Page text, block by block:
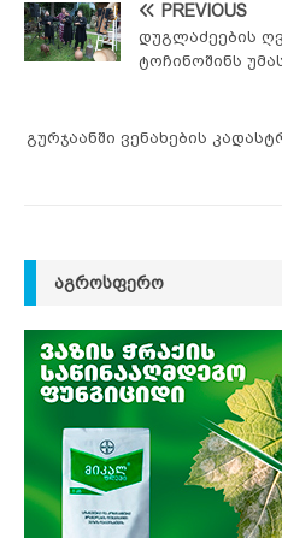
PREVIOUS
დუგლაძეების
ტოჩინოშინს
გურჯაანში ვენახების
ᲐᲒᲠᲝᲡᲤᲔᲠᲝ